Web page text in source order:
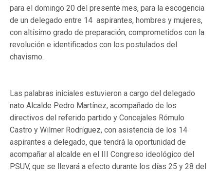
para el domingo 20 del presente mes, para la escogencia
de un delegado entre 14 aspirantes, hombres y mujeres,
con altísimo grado de preparación, comprometidos con la
revolución e identificados con los postulados del
chavismo.
Las palabras iniciales estuvieron a cargo del delegado
nato Alcalde Pedro Martínez, acompañado de los
directivos del referido partido y Concejales Rómulo
Castro y Wilmer Rodríguez, con asistencia de los 14
aspirantes a delegado, que tendrá la oportunidad de
acompañar al alcalde en el III Congreso ideológico del
PSUV, que se llevará a efecto durante los días 25 y 28 del